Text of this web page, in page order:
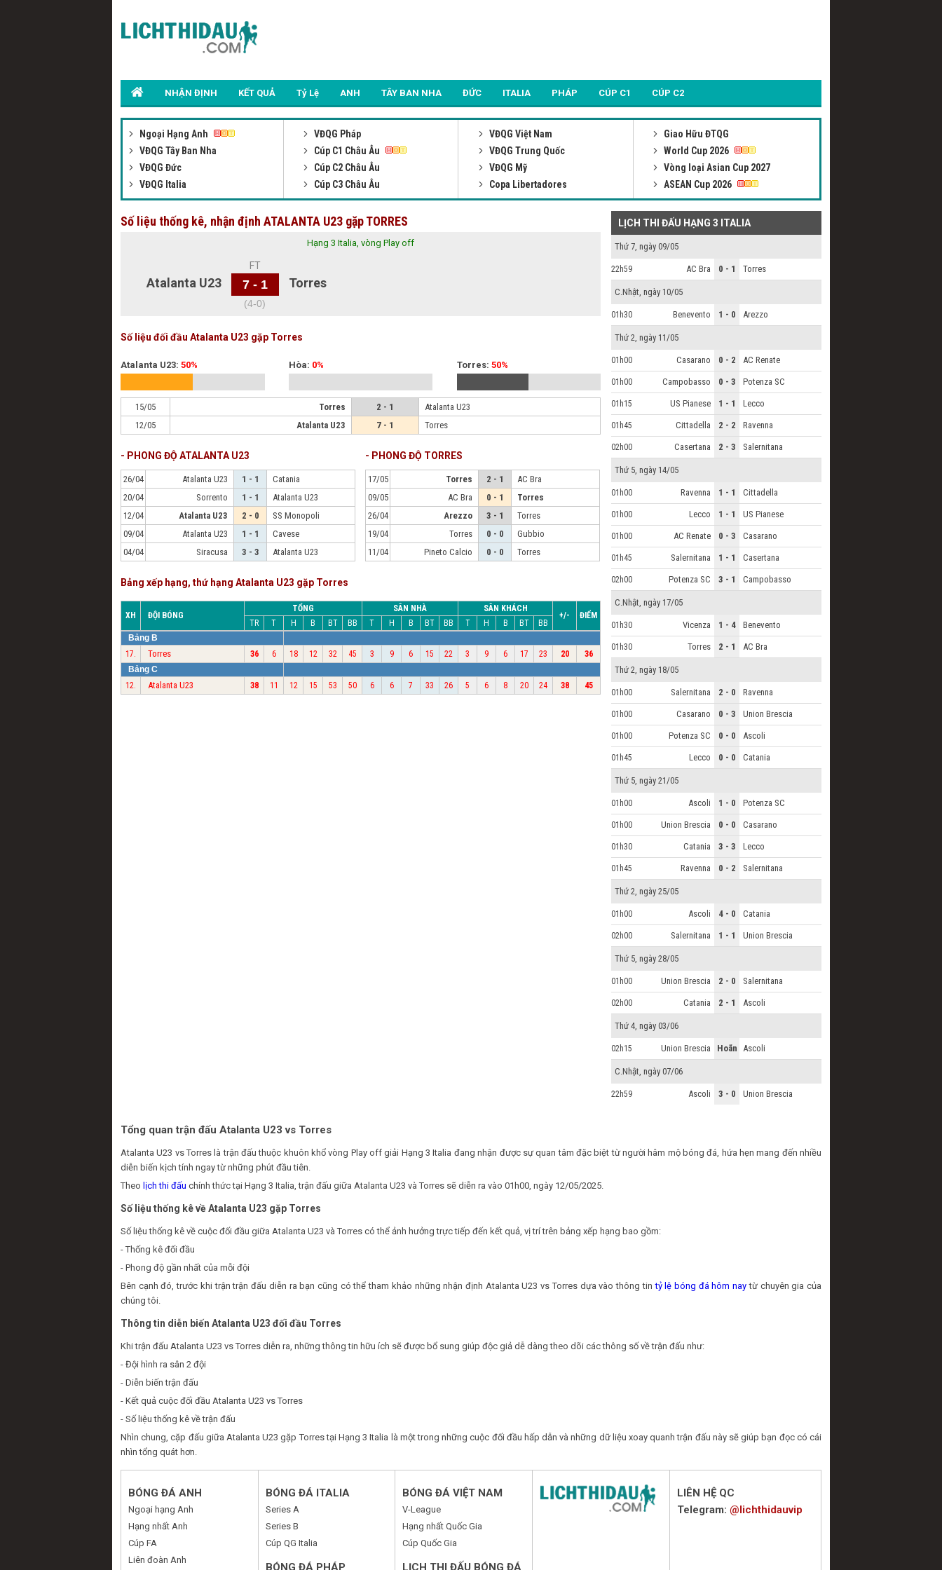
NHẬN ĐỊNH KẾT QUẢ Tỷ Lệ ANH TÂY BAN NHA ĐỨC ITALIA PHÁP CÚP C1 CÚP C2
Ngoại Hạng Anh
VĐQG Tây Ban Nha
VĐQG Đức
VĐQG Italia
VĐQG Pháp
Cúp C1 Châu Âu
Cúp C2 Châu Âu
Cúp C3 Châu Âu
VĐQG Việt Nam
VĐQG Trung Quốc
VĐQG Mỹ
Copa Libertadores
Giao Hữu ĐTQG
World Cup 2026
Vòng loại Asian Cup 2027
ASEAN Cup 2026
Số liệu thống kê, nhận định ATALANTA U23 gặp TORRES
Hạng 3 Italia, vòng Play off
Atalanta U23
FT
7 - 1
(4-0)
Torres
Số liệu đối đầu Atalanta U23 gặp Torres
Atalanta U23: 50% Hòa: 0% Torres: 50%
15/05 Torres 2 - 1
Atalanta U23
12/05
Atalanta U23 7 - 1 Torres
- PHONG ĐỘ ATALANTA U23
26/04 Atalanta U23 1 - 1
Catania
20/04
Sorrento 1 - 1
Atalanta U23
12/04
Atalanta U23 2 - 0
SS Monopoli
09/04
Atalanta U23 1 - 1
Cavese
04/04
Siracusa 3 - 3 Atalanta U23
- PHONG ĐỘ TORRES
17/05 Torres 2 - 1
AC Bra
09/05
AC Bra 0 - 1
Torres
26/04
Arezzo 3 - 1
Torres
19/04
Torres 0 - 0
Gubbio
11/04
Pineto Calcio 0 - 0 Torres
Bảng xếp hạng, thứ hạng Atalanta U23 gặp Torres
XH ĐỘI BÓNG
TỔNG SÂN NHÀ SÂN KHÁCH
+/- ĐIỂM
TR T H B BT BB T H B BT BB T H B BT
BB
Bảng B
17.
Torres 36 6 18 12 32 45 3 9 6 15 22 3 9 6 17 23 20
36
Bảng C
12.
Atalanta U23 38 11 12 15 53 50 6 6 7 33 26 5 6 8 20 24 38 45
LỊCH THI ĐẤU HẠNG 3 ITALIA
Thứ 7, ngày 09/05
22h59 AC Bra 0 - 1 Torres
C.Nhật, ngày 10/05
01h30 Benevento 1 - 0 Arezzo
Thứ 2, ngày 11/05
01h00 Casarano 0 - 2 AC Renate
01h00 Campobasso 0 - 3 Potenza SC
01h15 US Pianese 1 - 1 Lecco
01h45 Cittadella 2 - 2 Ravenna
02h00 Casertana 2 - 3 Salernitana
Thứ 5, ngày 14/05
01h00 Ravenna 1 - 1 Cittadella
01h00 Lecco 1 - 1 US Pianese
01h00 AC Renate 0 - 3 Casarano
01h45 Salernitana 1 - 1 Casertana
02h00 Potenza SC 3 - 1 Campobasso
C.Nhật, ngày 17/05
01h30 Vicenza 1 - 4 Benevento
01h30 Torres 2 - 1 AC Bra
Thứ 2, ngày 18/05
01h00 Salernitana 2 - 0 Ravenna
01h00 Casarano 0 - 3 Union Brescia
01h00 Potenza SC 0 - 0 Ascoli
01h45 Lecco 0 - 0 Catania
Thứ 5, ngày 21/05
01h00 Ascoli 1 - 0 Potenza SC
01h00 Union Brescia 0 - 0 Casarano
01h30 Catania 3 - 3 Lecco
01h45 Ravenna 0 - 2 Salernitana
Thứ 2, ngày 25/05
01h00 Ascoli 4 - 0 Catania
02h00 Salernitana 1 - 1 Union Brescia
Thứ 5, ngày 28/05
01h00 Union Brescia 2 - 0 Salernitana
02h00 Catania 2 - 1 Ascoli
Thứ 4, ngày 03/06
02h15 Union Brescia Hoãn Ascoli
C.Nhật, ngày 07/06
22h59 Ascoli 3 - 0 Union Brescia
Tổng quan trận đấu Atalanta U23 vs Torres
Atalanta U23 vs Torres là trận đấu thuộc khuôn khổ vòng Play off giải Hạng 3 Italia đang nhận được sự quan tâm đặc biệt từ người hâm mộ bóng đá, hứa hẹn mang đến nhiều
diễn biến kịch tính ngay từ những phút đầu tiên.
Theo lịch thi đấu chính thức tại Hạng 3 Italia, trận đấu giữa Atalanta U23 và Torres sẽ diễn ra vào 01h00, ngày 12/05/2025.
Số liệu thống kê về Atalanta U23 gặp Torres
Số liệu thống kê về cuộc đối đầu giữa Atalanta U23 và Torres có thể ảnh hưởng trực tiếp đến kết quả, vị trí trên bảng xếp hạng bao gồm:
- Thống kê đối đầu
- Phong độ gần nhất của mỗi đội
Bên cạnh đó, trước khi trận trận đấu diễn ra bạn cũng có thể tham khảo những nhận định Atalanta U23 vs Torres dựa vào thông tintỷ lệ bóng đá hôm nay từ chuyên gia của
chúng tôi.
Thông tin diễn biến Atalanta U23 đối đầu Torres
Khi trận đấu Atalanta U23 vs Torres diễn ra, những thông tin hữu ích sẽ được bổ sung giúp độc giả dễ dàng theo dõi các thông số về trận đấu như:
- Đội hình ra sân 2 đội
- Diễn biến trận đấu
- Kết quả cuộc đối đầu Atalanta U23 vs Torres
- Số liệu thống kê về trận đấu
Nhìn chung, cặp đấu giữa Atalanta U23 gặp Torres tại Hạng 3 Italia là một trong những cuộc đối đầu hấp dẫn và những dữ liệu xoay quanh trận đấu này sẽ giúp bạn đọc có cái
nhìn tổng quát hơn.
BÓNG ĐÁ ANH
Ngoại hạng Anh
Hạng nhất Anh
Cúp FA
Liên đoàn Anh
BÓNG ĐÁ ITALIA
Series A
Series B
Cúp QG Italia
BÓNG ĐÁ PHÁP
BÓNG ĐÁ VIỆT NAM
V-League
Hạng nhất Quốc Gia
Cúp Quốc Gia
LỊCH THI ĐẤU BÓNG ĐÁ
LIÊN HỆ QC
Telegram: @lichthidauvip